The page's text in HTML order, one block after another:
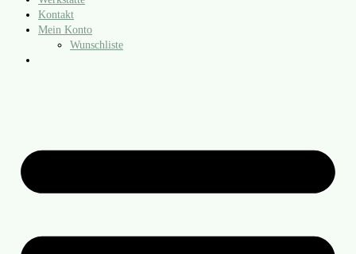
Kontakt
Mein Konto
Wunschliste